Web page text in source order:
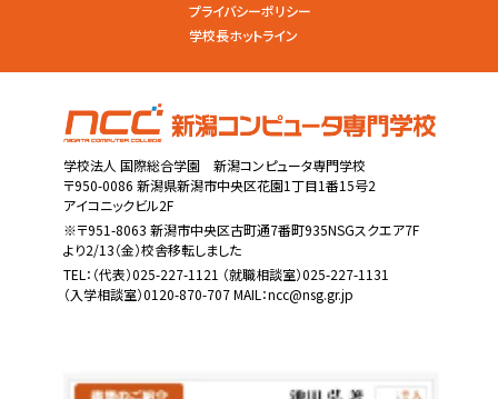
プライバシーポリシー
学校長ホットライン
学校法人 国際総合学園 新潟コンピュータ専門学校
〒950-0086 新潟県新潟市中央区花園1丁目1番15号2
アイコニックビル2F
※〒951-8063 新潟市中央区古町通7番町935NSGスクエア7F
より2/13（金）校舎移転しました
TEL： （代表）025-227-1121 （就職相談室）025-227-1131
（入学相談室）0120-870-707 MAIL：ncc@nsg.gr.jp